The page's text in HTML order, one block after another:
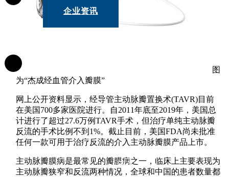
企业资讯
中文
图
为“杰成经血管介入瓣膜”
网上公开资料显示，经导管主动脉瓣置换术(TAVR)目前
在美国700多家医院进行。自2011年底至2019年，美国总
计进行了超过27.6万例TAVR手术，但治疗单纯主动脉瓣
反流的手术比例不到1%。截止目前，美国FDA尚未批准
任何一款可用于治疗反流的介入主动脉瓣膜产品上市。
主动脉瓣膜病是最常见的瓣膜病之一，临床上主要表现为
主动脉瓣狭窄和反流两种情况，全球和中国的患者数量都